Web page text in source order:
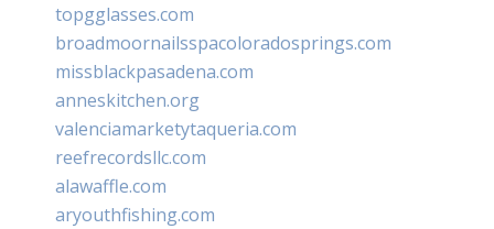
topgglasses.com
broadmoornailsspacoloradosprings.com
missblackpasadena.com
anneskitchen.org
valenciamarketytaqueria.com
reefrecordsllc.com
alawaffle.com
aryouthfishing.com